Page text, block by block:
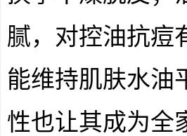
腻，对控油抗痘
能维持肌肤水油
性也让其成为全